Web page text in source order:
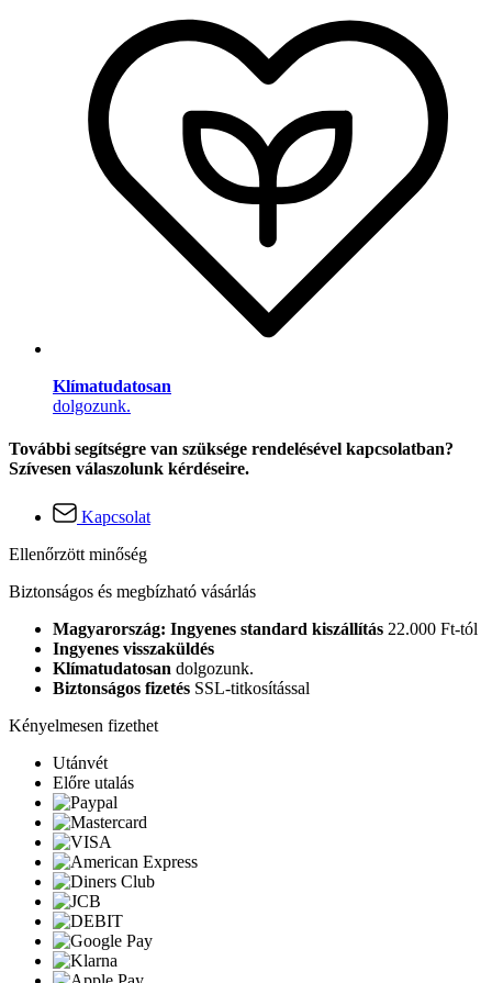
Klímatudatosan
dolgozunk.
További segítségre van szüksége rendelésével kapcsolatban?
Szívesen válaszolunk kérdéseire.
Kapcsolat
Ellenőrzött minőség
Biztonságos és megbízható vásárlás
Magyarország: Ingyenes standard kiszállítás 22.000 Ft-tól
Ingyenes visszaküldés
Klímatudatosan dolgozunk.
Biztonságos fizetés SSL-titkosítással
Kényelmesen fizethet
Utánvét
Előre utalás